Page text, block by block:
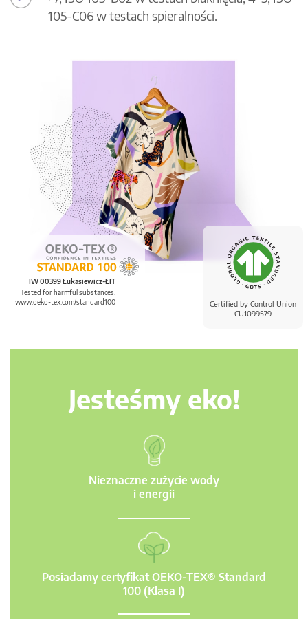
Certified by Control Union
CU1099579
IW 00399 Łukasiewicz-ŁIT
Tested for harmful substances.
www.oeko-tex.com/standard100
105-C06 w testach spieralności.
Jesteśmy eko!
Nieznaczne zużycie wody
i energii
Posiadamy certyfikat OEKO-TEX® Standard
100 (Klasa I)